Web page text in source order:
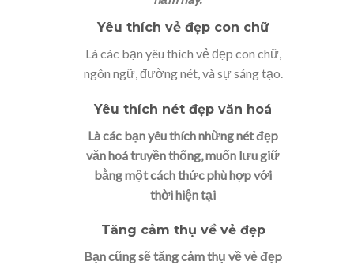
Yêu thích vẻ đẹp con chữ
Là các bạn yêu thích vẻ đẹp con chữ,
ngôn ngữ, đường nét, và sự sáng tạo.
Yêu thích nét đẹp văn hoá
Là các bạn yêu thích những nét đẹp
văn hoá truyền thống, muốn lưu giữ
bằng một cách thức phù hợp với
thời hiện tại
Tăng cảm thụ về vẻ đẹp
Bạn cũng sẽ tăng cảm thụ về vẻ đẹp